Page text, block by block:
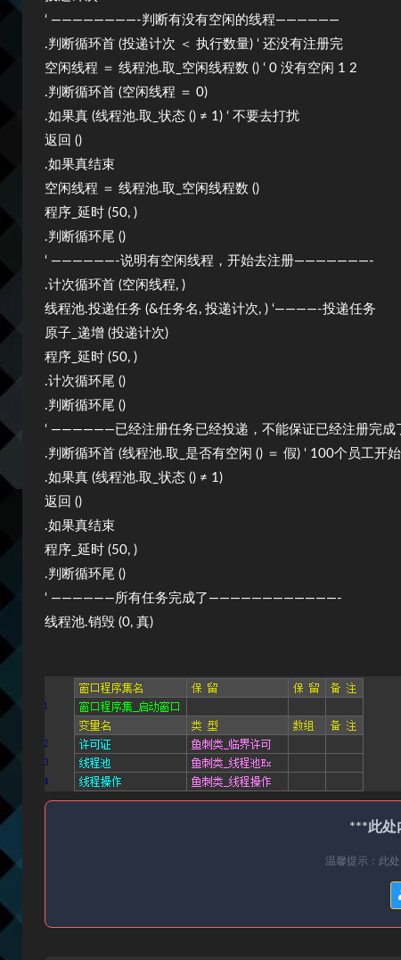
‘ ————————-判断有没有空闲的线程——————
.判断循环首 (投递计次 ＜ 执行数量) ‘ 还没有注册完
空闲线程 ＝ 线程池.取_空闲线程数 () ‘ 0 没有空闲 1 2
.判断循环首 (空闲线程 ＝ 0)
.如果真 (线程池.取_状态 () ≠ 1) ‘ 不要去打扰
返回 ()
.如果真结束
空闲线程 ＝ 线程池.取_空闲线程数 ()
程序_延时 (50, )
.判断循环尾 ()
‘ ——————-说明有空闲线程，开始去注册———————-
.计次循环首 (空闲线程, )
线程池.投递任务 (&任务名, 投递计次, ) ‘————-投递任务
原子_递增 (投递计次)
程序_延时 (50, )
.计次循环尾 ()
.判断循环尾 ()
‘ ——————已经注册任务已经投递，不能保证已经注册完
.判断循环首 (线程池.取_是否有空闲 () ＝ 假) ‘ 100个员工开
.如果真 (线程池.取_状态 () ≠ 1)
返回 ()
.如果真结束
程序_延时 (50, )
.判断循环尾 ()
‘ ——————所有任务完成了————————————-
线程池.销毁 (0, 真)
***此处
温馨提示：此